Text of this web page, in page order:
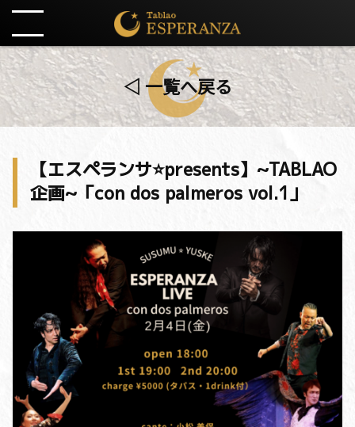
◁ 一覧へ戻る
【エスペランサ⭐️presents】~TABLAO
企画~「con dos palmeros vol.1」